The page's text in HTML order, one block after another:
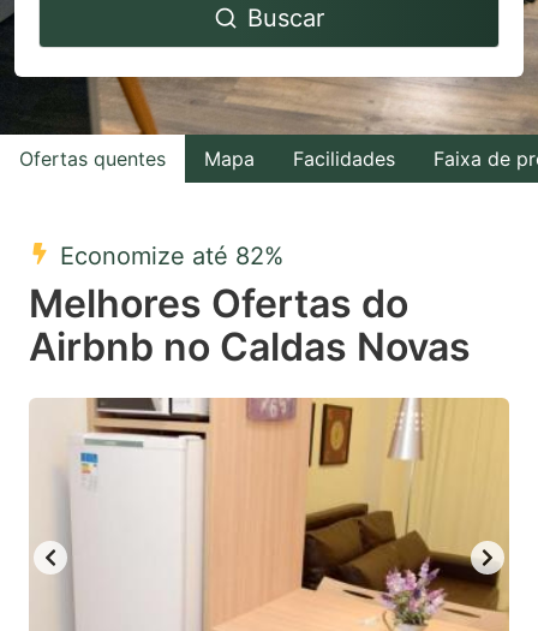
to
interact
with
the
select
a
date.
the
question
to
interact
with
the
a
date.
the
question
key
to
get
Buscar
Ofertas quentes Mapa Facilidades Faixa de
Economize até 82%
Melhores Ofertas do
Airbnb no Caldas Novas